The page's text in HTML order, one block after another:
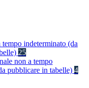
tempo indeterminato (da
25
non a tempo
pubblicare in tabelle) 4